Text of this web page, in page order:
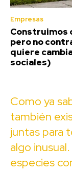
Empresas
Construimos
pero no
quiere
sociales)
Como ya
también
juntas para
algo
especies